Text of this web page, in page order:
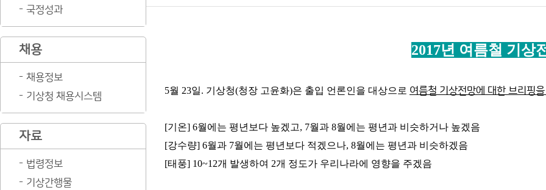
국정성과
채용
채용정보
기상청 채용시스템
자료
법령정보
기상간행물
2017년 여름철 기상
5월 23일. 기상청(청장 고윤화)은 출입 언론인을 대상으로 여름철 기상전망에 대한 브리핑을
[기온] 6월에는 평년보다 높겠고, 7월과 8월에는 평년과 비슷하거나 높겠음
[강수량] 6월과 7월에는 평년보다 적겠으나, 8월에는 평년과 비슷하겠음
[태풍] 10~12개 발생하여 2개 정도가 우리나라에 영향을 주겠음